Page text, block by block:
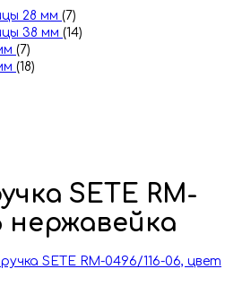
28 мм (7)
38 мм (14)
(7)
(18)
SETE RM-
нержавейка